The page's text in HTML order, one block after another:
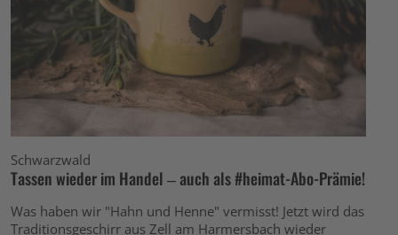
Schwarzwald
Tassen wieder im Handel – auch als #heimat-Abo-Prämie!
Was haben wir "Hahn und Henne" vermisst! Jetzt wird das
Traditionsgeschirr aus Zell am Harmersbach wieder